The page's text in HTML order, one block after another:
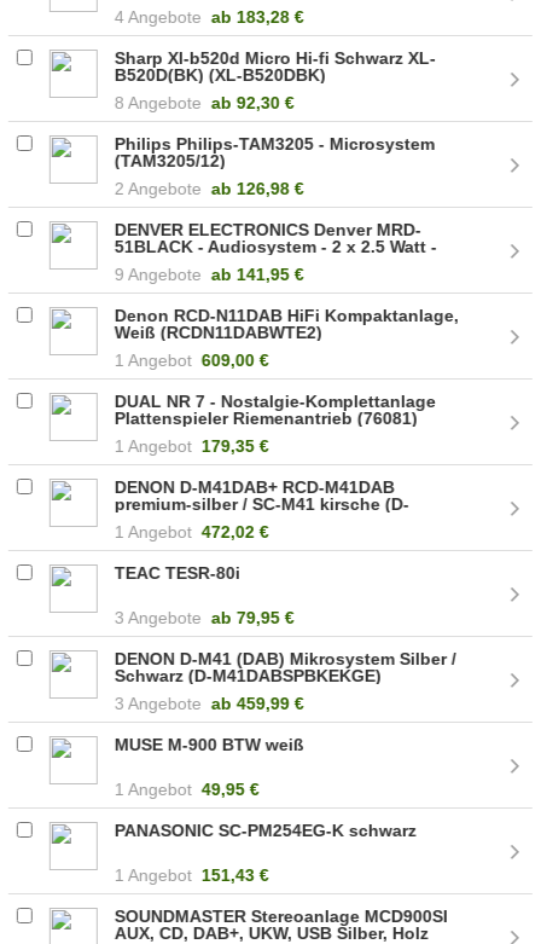
4 Angebote ab 183,28 €
Sharp Xl-b520d Micro Hi-fi Schwarz XL-
B520D(BK) (XL-B520DBK)
8 Angebote ab 92,30 €
Philips Philips-TAM3205 - Microsystem
(TAM3205/12)
2 Angebote ab 126,98 €
DENVER ELECTRONICS Denver MRD-
51BLACK - Audiosystem - 2 x 2.5 Watt -
9 Angebote ab 141,95 €
Denon RCD-N11DAB HiFi Kompaktanlage,
Weiß (RCDN11DABWTE2)
1 Angebot 609,00 €
DUAL NR 7 - Nostalgie-Komplettanlage
Plattenspieler Riemenantrieb (76081)
1 Angebot 179,35 €
DENON D-M41DAB+ RCD-M41DAB
premium-silber / SC-M41 kirsche (D-
1 Angebot 472,02 €
TEAC TESR-80i
3 Angebote ab 79,95 €
DENON D-M41 (DAB) Mikrosystem Silber /
Schwarz (D-M41DABSPBKEKGE)
3 Angebote ab459,99 €
MUSE M-900 BTW weiß
1 Angebot 49,95 €
PANASONIC SC-PM254EG-K schwarz
1 Angebot 151,43 €
SOUNDMASTER Stereoanlage MCD900SI
AUX, CD, DAB+, UKW, USB Silber, Holz